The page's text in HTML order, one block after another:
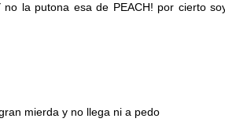
la putona esa de PEACH! por cierto
mierda y no llega ni a pedo